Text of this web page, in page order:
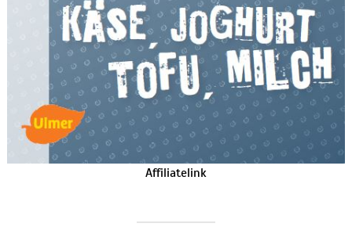
Affiliatelink